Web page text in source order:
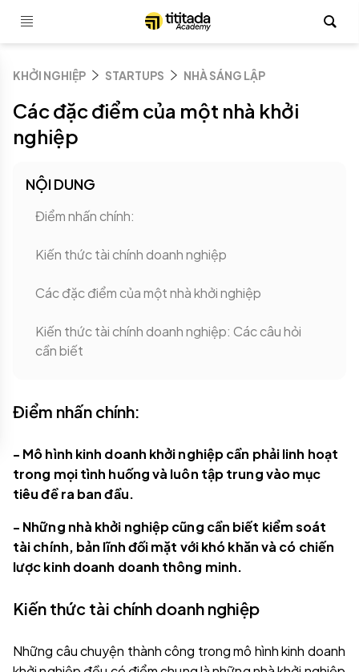
KHỞI NGHIỆP STARTUPS NHÀ SÁNG LẬP
Các đặc điểm của một nhà khởi
nghiệp
NỘI DUNG
Điểm nhấn chính:
Kiến thức tài chính doanh nghiệp
Các đặc điểm của một nhà khởi nghiệp
Kiến thức tài chính doanh nghiệp: Các câu hỏi
cần biết
Điểm nhấn chính:
- Mô hình kinh doanh khởi nghiệp cần phải linh hoạt
trong mọi tình huống và luôn tập trung vào mục
tiêu đề ra ban đầu.
- Những nhà khởi nghiệp cũng cần biết kiểm soát
tài chính, bản lĩnh đối mặt với khó khăn và có chiến
lược kinh doanh doanh thông minh.
Kiến thức tài chính doanh nghiệp
Những câu chuyện thành công trong mô hình kinh doanh